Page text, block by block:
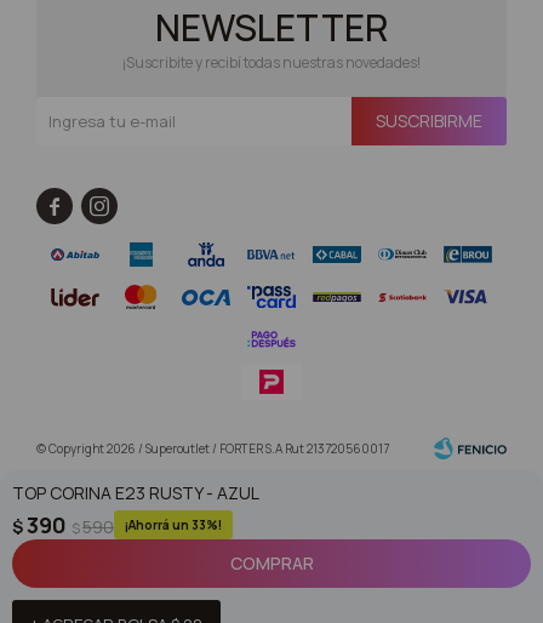
TOP CORINA E23 RUSTY - AZUL
$390 $590 33
COMPRAR
NEWSLETTER
¡Suscribite y recibí todas nuestras novedades!
SUSCRIBIRME
 
© Copyright 2026 / Superoutlet / FORTER S.A Rut 213720560017